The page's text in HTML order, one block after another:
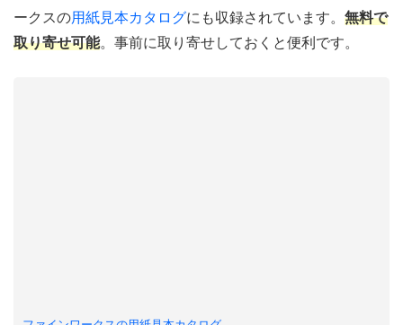
ークスの用紙見本カタログにも収録されています。 無料で
取り寄せ可能。事前に取り寄せしておくと便利です。